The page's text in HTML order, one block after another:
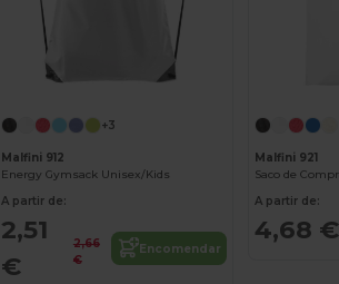
+3
Malfini 912
Energy Gymsack Unisex/Kids
A partir de:
2,51
€
2,66
€
Encomendar
Malfini 921
Saco de
A partir de:
4,68 €